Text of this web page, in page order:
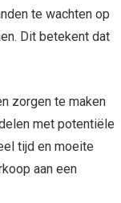
te wachten op
Dit betekent dat
zorgen te maken
met potentiële
tijd en moeite
aan een